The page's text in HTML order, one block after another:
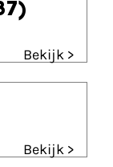
Bekijk >
Bekijk >